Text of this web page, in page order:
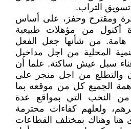
التراب.
ومقترح وحفز، على أساس
أكنول من مؤهلات طبيعية
هامة. من شأنها جعل الفعل
المحلية من اجل مداخيل
سبل عيش ساكنة. علما أن
والتطلع من اجل منجر على
الجميع كل من موقعه بما
النخب التي بمواقع عدة
ولعلهم كفاءات محترمة
هنا وهناك بمختلف القطاعات